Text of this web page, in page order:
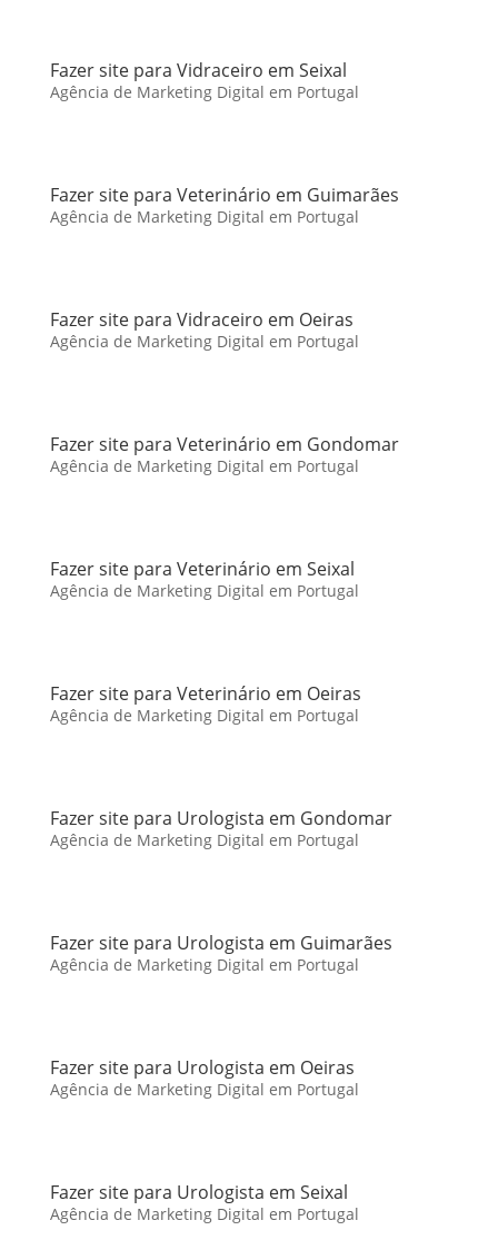
Fazer site para Vidraceiro em Seixal
Agência de Marketing Digital em Portugal
Fazer site para Veterinário em Guimarães
Agência de Marketing Digital em Portugal
Fazer site para Vidraceiro em Oeiras
Agência de Marketing Digital em Portugal
Fazer site para Veterinário em Gondomar
Agência de Marketing Digital em Portugal
Fazer site para Veterinário em Seixal
Agência de Marketing Digital em Portugal
Fazer site para Veterinário em Oeiras
Agência de Marketing Digital em Portugal
Fazer site para Urologista em Gondomar
Agência de Marketing Digital em Portugal
Fazer site para Urologista em Guimarães
Agência de Marketing Digital em Portugal
Fazer site para Urologista em Oeiras
Agência de Marketing Digital em Portugal
Fazer site para Urologista em Seixal
Agência de Marketing Digital em Portugal